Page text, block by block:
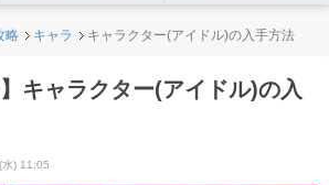
略 キャラ キャラクター(アイドル)の入手方法
キャラクター(アイドル)の入
) 11:05